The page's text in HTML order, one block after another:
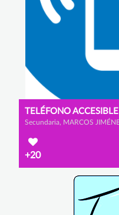
TELÉFONO ACCESIBLE
+20